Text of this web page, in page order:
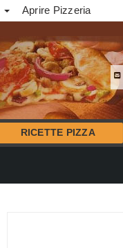
Aprire Pizzeria
RICETTE PIZZA